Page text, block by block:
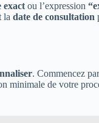
exact ou l’expression
la date de consultation
. Commencez
de votre